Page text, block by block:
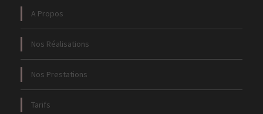
A Propos
Nos Réalisations
Nos Prestations
Tarifs